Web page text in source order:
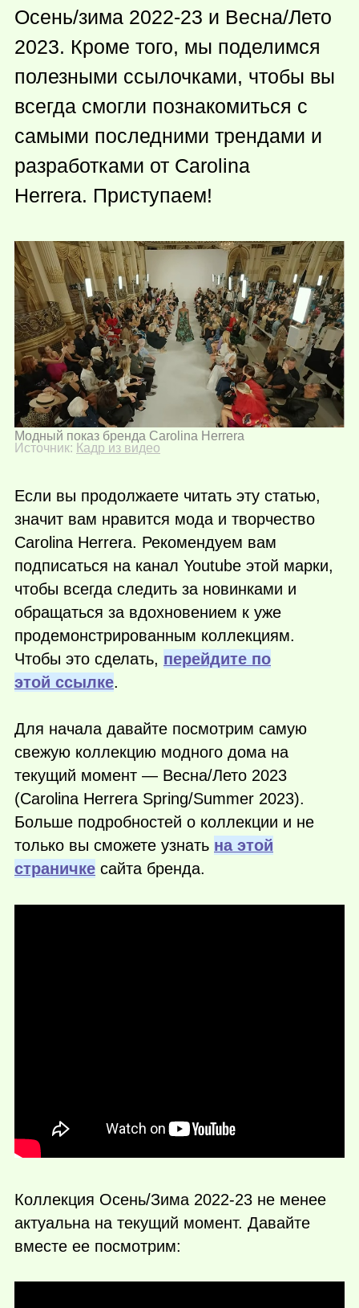
Осень/зима 2022-23 и Весна/Лето
2023. Кроме того, мы поделимся
полезными ссылочками, чтобы вы
всегда смогли познакомиться с
самыми последними трендами и
разработками от Carolina
Herrera. Приступаем!
Модный показ бренда Carolina Herrera
Источник: Кадр из видео
Если вы продолжаете читать эту статью,
значит вам нравится мода и творчество
Carolina Herrera. Рекомендуем вам
подписаться на канал Youtube этой марки,
чтобы всегда следить за новинками и
обращаться за вдохновением к уже
продемонстрированным коллекциям.
Чтобы это сделать, перейдите по
этой ссылке.
Для начала давайте посмотрим самую
свежую коллекцию модного дома на
текущий момент — Весна/Лето 2023
(Carolina Herrera Spring/Summer 2023).
Больше подробностей о коллекции и не
только вы сможете узнать на этой
страничке сайта бренда.
Коллекция Осень/Зима 2022-23 не менее
актуальна на текущий момент. Давайте
вместе ее посмотрим: